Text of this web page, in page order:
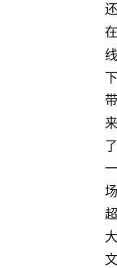
还
在
线
下
带
来
了
一
场
超
大
文